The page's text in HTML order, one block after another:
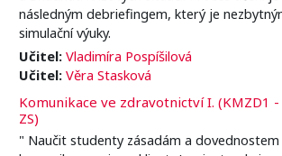
následným debriefingem, který je
simulační výuky.
Učitel: Vladimíra Pospíšilová
Učitel: Věra Stasková
Komunikace ve zdravotnictví I. (KMZD1
ZS)
" Naučit studenty zásadám a